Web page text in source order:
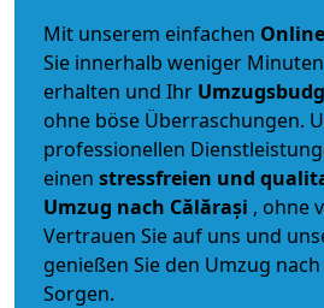
Mit unserem einfachen
Sie innerhalb weniger
erhalten und Ihr
ohne böse Überraschungen.
professionellen
einen stressfreien und
Umzug nach Călărași , ohne
Vertrauen Sie auf uns und
genießen Sie den Umzug
Sorgen.